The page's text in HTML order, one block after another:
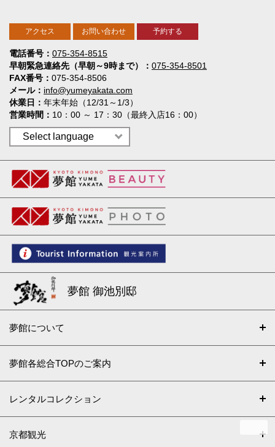
電話番号
075-354-8515
早朝緊急連絡先（早朝～9時まで）
075-354-8501
FAX番号
075-354-8506
メール
info@yumeyakata.com
休業日
年末年始（12/31～1/3）
営業時間
10：00 ～ 17：30（最終入店16：00）
アクセス お問い合わせ 予約する
夢館 御池別邸
夢館について
夢館各総合TOPのご案内
レンタルコレクション
京都観光